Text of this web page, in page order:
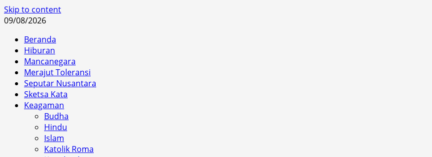
Skip to content
09/08/2026
Beranda
Hiburan
Mancanegara
Merajut Toleransi
Seputar Nusantara
Sketsa Kata
Keagaman
Budha
Hindu
Islam
Katolik Roma